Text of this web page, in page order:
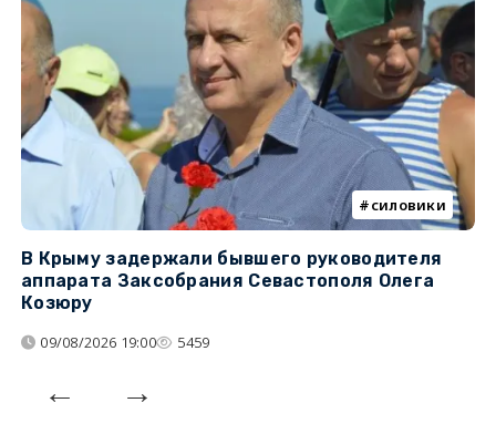
силовики
В Крыму задержали бывшего руководителя
аппарата Заксобрания Севастополя Олега
Козюру
09/08/2026 19:00 5459